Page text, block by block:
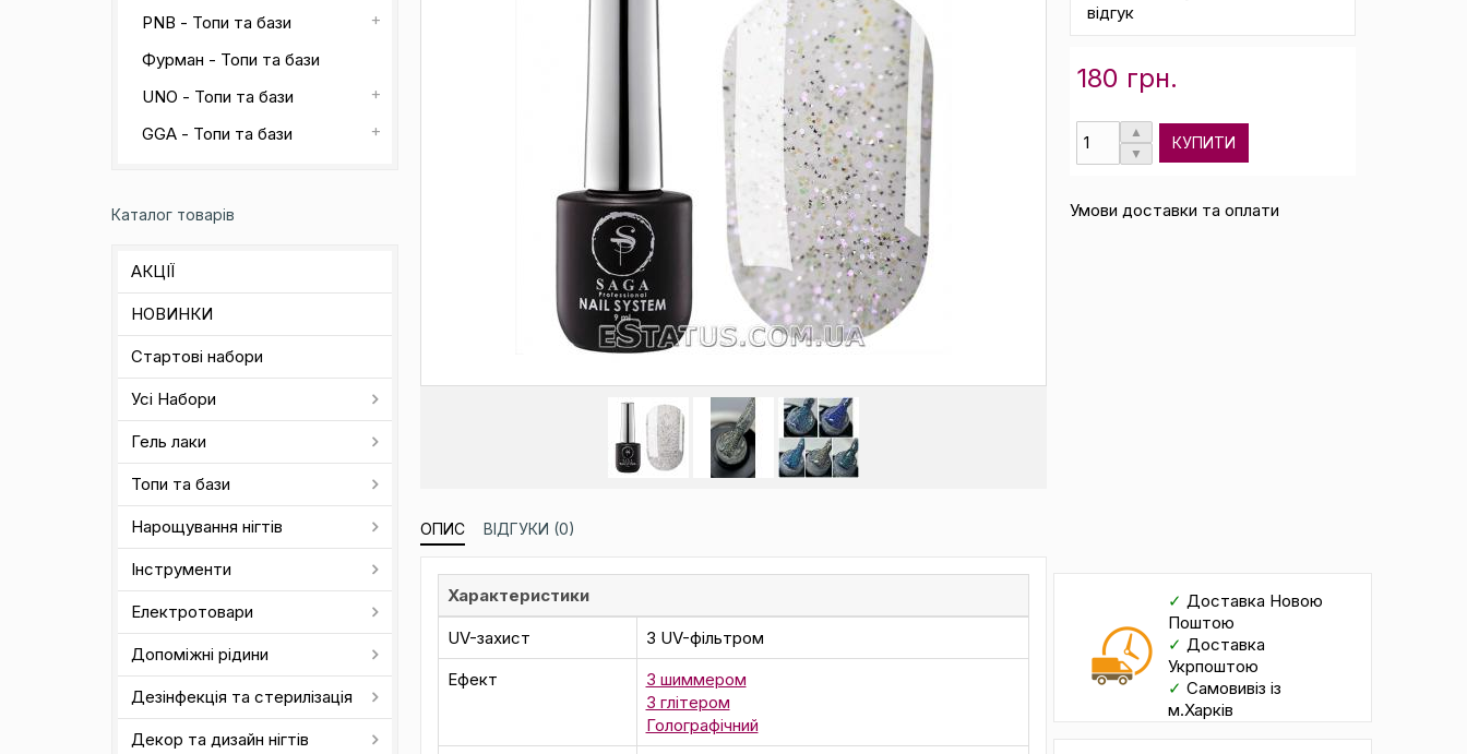
PNB - Топи та бази
Фурман - Топи та бази
UNO - Топи та бази
GGA - Топи та бази
Каталог товарів
АКЦІЇ
НОВИНКИ
Стартові набори
Усі Набори
Гель лаки
Топи та бази
Нарощування нігтів
Інструменти
Електротовари
Допоміжні рідини
Дезінфекція та стерилізація
Декор та дизайн нігтів
ОПИС ВІДГУКИ (0)
відгук
180 грн.
КУПИТИ
Умови доставки та оплати
Характеристики
UV-захист
З UV-фільтром
Ефект
З шиммером
З глітером
Голографічний
✓ Доставка Новою
Поштою
✓ Доставка
Укрпоштою
✓ Самовивіз із
м.Харків